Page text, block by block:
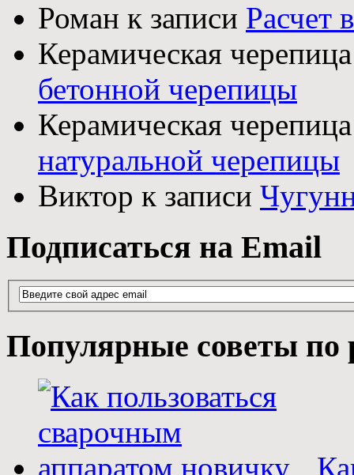
Роман к записи Расчет
Керамическая
бетонной черепицы
Керамическая
натуральной черепицы
Виктор к записи
Подписаться на Email
Популярные советы по